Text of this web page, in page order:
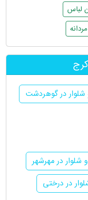
لباس
در گوهردشت
در مهرشهر
در درختی